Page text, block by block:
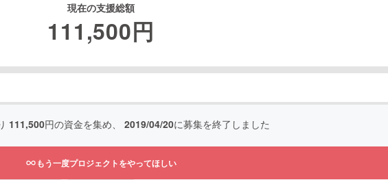
現在の支援総額
111,500円
111,500円の資金を集め、 2019/04/20に募集を終了しました
もう一度プロジェクトをやってほしい